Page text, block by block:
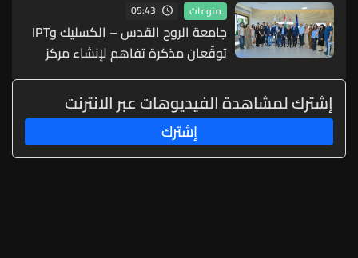
منوعات 05:43
جامعة الروح القدس – الكسليك وIPT
توقّعان مذكرة تفاهم لإنشاء مركز
متطور للتنقل الكهربائي
إشترك لمشاهدة الفيديوهات عبر الانترنت
إشترك